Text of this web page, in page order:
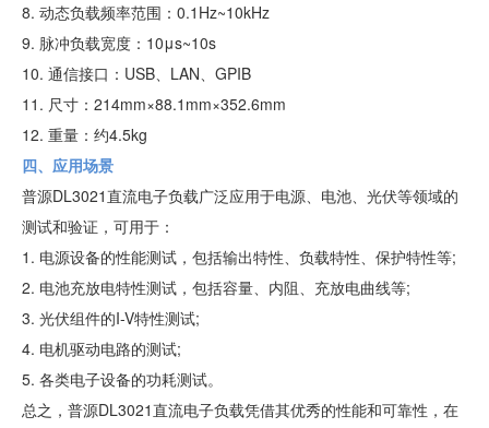
8. 动态负载频率范围：0.1Hz~10kHz
9. 脉冲负载宽度：10μs~10s
10. 通信接口：USB、LAN、GPIB
11. 尺寸：214mm×88.1mm×352.6mm
12. 重量：约4.5kg
四、应用场景
普源DL3021直流电子负载广泛应用于电源、电池、光伏等领域的
测试和验证，可用于：
1. 电源设备的性能测试，包括输出特性、负载特性、保护特性等;
2. 电池充放电特性测试，包括容量、内阻、充放电曲线等;
3. 光伏组件的I-V特性测试;
4. 电机驱动电路的测试;
5. 各类电子设备的功耗测试。
总之，普源DL3021直流电子负载凭借其优秀的性能和可靠性，在